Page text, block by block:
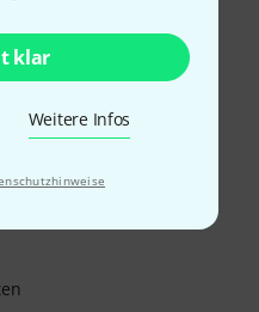
klar
Weitere Infos
Klarna Sofort bezahlen